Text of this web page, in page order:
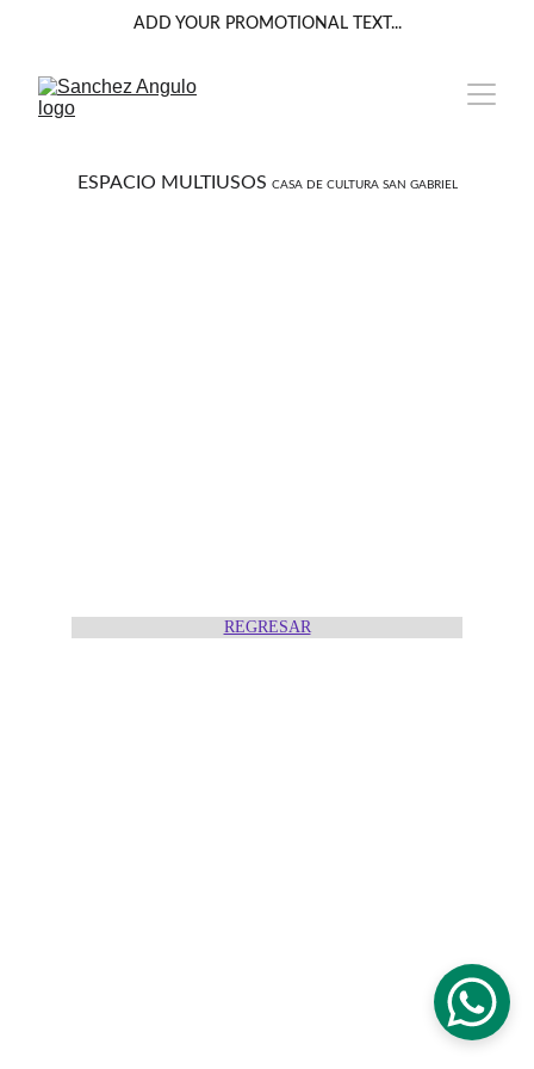
ADD YOUR PROMOTIONAL TEXT...
REGRESAR
ESPACIO MULTIUSOS CASA DE CULTURA SAN GABRIEL